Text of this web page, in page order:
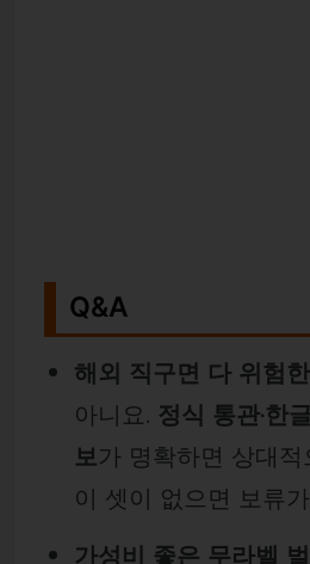
Q&A
해외 직구면 다 위험
아니요. 정식 통관·한
보가 명확하면 상대
이 셋이 없으면 보류
가성비 좋은 무라벨